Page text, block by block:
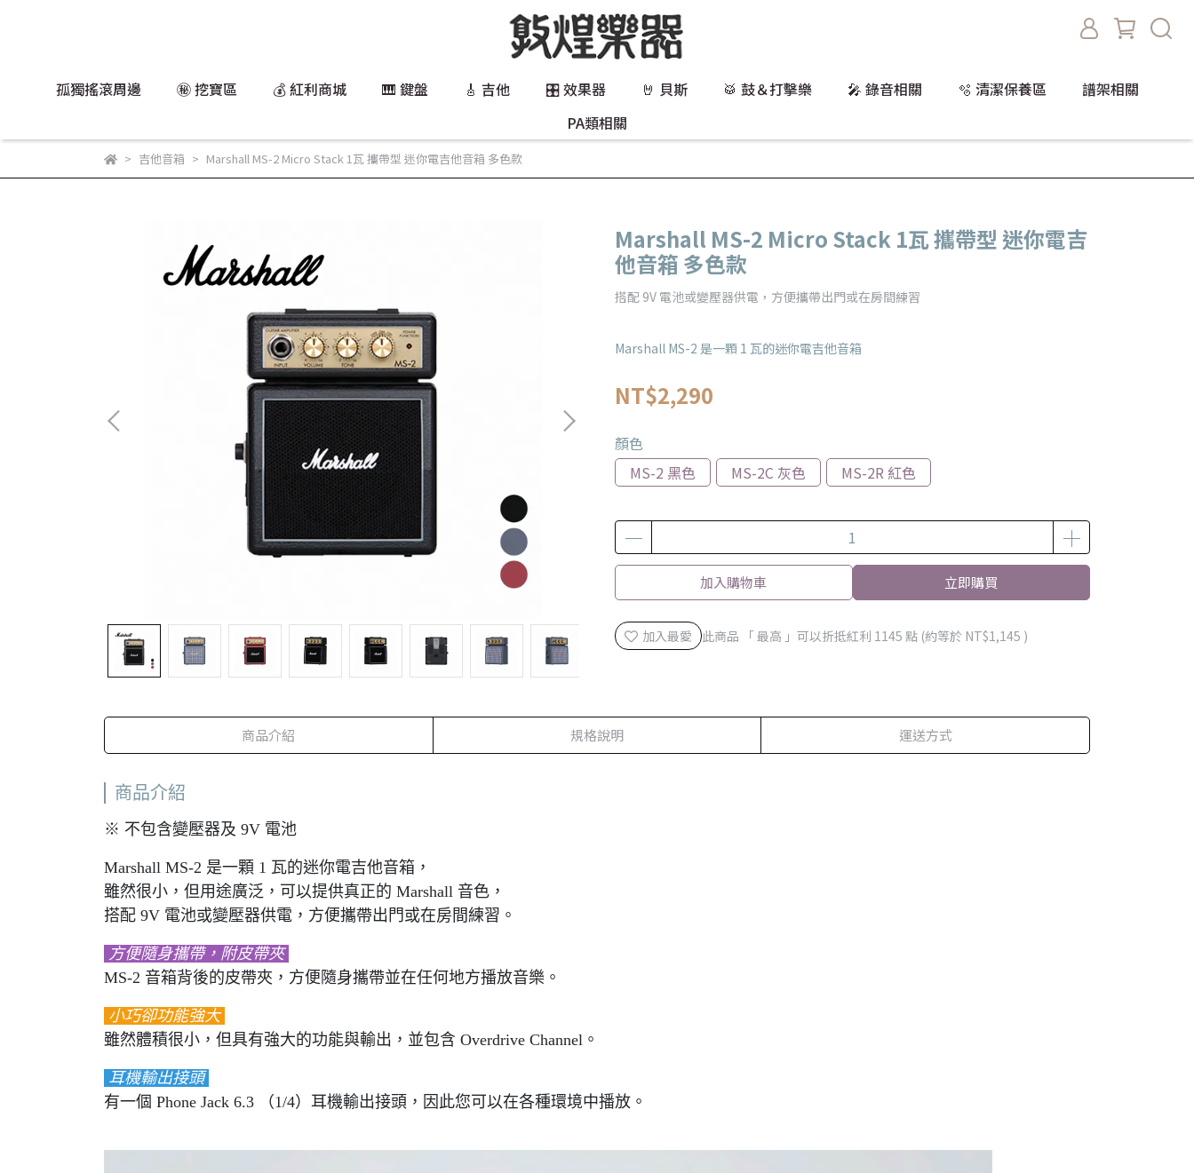
孤獨搖滾周邊 ㊙️ 挖寶區 💰 紅利商城 🎹 鍵盤 🎸 吉他 🎛️ 效果器 🤘 貝斯 🥁 鼓＆打擊樂 🎤 錄音相關 🫧 清潔保養區
譜架相關
PA類相關
吉他音箱 Marshall MS-2 Micro Stack 1瓦 攜帶型 迷你電吉他音箱 多色款
Marshall MS-2 Micro Stack 1瓦 攜帶型 迷你電吉
他音箱 多色款
搭配 9V 電池或變壓器供電，方便攜帶出門或在房間練習
Marshall MS-2 是一顆 1 瓦的迷你電吉他音箱
NT$2,290
顏色
MS-2 黑色
MS-2C 灰色 MS-2R 紅色
加入購物車 立即購買
加入最愛 此商品 「 最高 」可以折抵紅利 1145 點 (約等於 NT$1,145 )
商品介紹 規格說明 運送方式
商品介紹
※ 不包含變壓器及 9V 電池
Marshall MS-2 是一顆 1 瓦的迷你電吉他音箱，
雖然很小，但用途廣泛，可以提供真正的 Marshall 音色，
搭配 9V 電池或變壓器供電，方便攜帶出門或在房間練習。
方便隨身攜帶，附皮帶夾
MS-2 音箱背後的皮帶夾，方便隨身攜帶並在任何地方播放音樂。
小巧卻功能強大
雖然體積很小，但具有強大的功能與輸出，並包含 Overdrive Channel。
耳機輸出接頭
有一個 Phone Jack 6.3 （1/4）耳機輸出接頭，因此您可以在各種環境中播放。